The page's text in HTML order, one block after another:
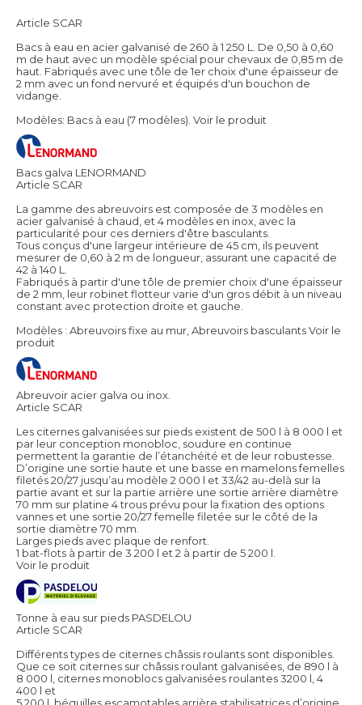
Article SCAR
Bacs à eau en acier galvanisé de 260 à 1 250 L. De 0,50 à 0,60
m de haut avec un modèle spécial pour chevaux de 0,85 m de
haut. Fabriqués avec une tôle de 1er choix d'une épaisseur de
2 mm avec un fond nervuré et équipés d'un bouchon de
vidange.
Modèles: Bacs à eau (7 modèles). Voir le produit
Bacs galva LENORMAND
Article SCAR
La gamme des abreuvoirs est composée de 3 modèles en
acier galvanisé à chaud, et 4 modèles en inox, avec la
particularité pour ces derniers d'être basculants.
Tous conçus d'une largeur intérieure de 45 cm, ils peuvent
mesurer de 0,60 à 2 m de longueur, assurant une capacité de
42 à 140 L.
Fabriqués à partir d'une tôle de premier choix d'une épaisseur
de 2 mm, leur robinet flotteur varie d'un gros débit à un niveau
constant avec protection droite et gauche.
Modèles : Abreuvoirs fixe au mur, Abreuvoirs basculantsVoir le
produit
Abreuvoir acier galva ou inox.
Article SCAR
Les citernes galvanisées sur pieds existent de 500 l à 8 000 l et
par leur conception monobloc, soudure en continue
permettent la garantie de l’étanchéité et de leur robustesse.
D’origine une sortie haute et une basse en mamelons femelles
filetés 20/27 jusqu’au modèle 2 000 l et 33/42 au-delà sur la
partie avant et sur la partie arrière une sortie arrière diamètre
70 mm sur platine 4 trous prévu pour la fixation des options
vannes et une sortie 20/27 femelle filetée sur le côté de la
sortie diamètre 70 mm.
Larges pieds avec plaque de renfort.
1 bat-flots à partir de 3 200 l et 2 à partir de 5 200 l.
Voir le produit
Tonne à eau sur pieds PASDELOU
Article SCAR
Différents types de citernes châssis roulants sont disponibles.
Que ce soit citernes sur châssis roulant galvanisées, de 890 l à
8 000 l, citernes monoblocs galvanisées roulantes 3200 l, 4
400 l et
5 200 l, béquilles escamotables arrière stabilisatrices d’origine,